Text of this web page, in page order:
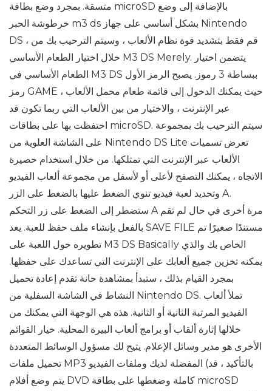
متسقة. بمجرد وضع بطاقة microSD بالإضافة إلى وضع
خرطوشة الحبر m3 ds بشكل أساسي على جهاز Nintendo
DS ، قم فقط بتشديد قوة نظام الألعاب ، وسيتم الترحيب بك من
خلال اختيار الطعام الأساسي M3 DS Merely. يتضمن اختيار
الطعام الأساسي في M3 DS ببساطة 3 رموز. يصبح الرمز الأول
رمز GAME ، حيث يمكنك الدخول إلى قائمة طعام محمل الألعاب
عبر الإنترنت ، والاختيار من بين الألعاب التي ربما تكون قد
احتفظت بها على بطاقات microSD. سيتم الترحيب بك بمجموعة
على الشاشة العلوية من Nintendo DS Lite تعرض تسميات
الألعاب عبر الإنترنت التي تمتلكها. من خلال استخدام حصيرة
الاتجاه ، يمكنك التصفح لأعلى أو لأسفل من مجموعة ألعاب الفيديو
وتحديد لعبة فيديو تنوي الضغط عليها بالضغط على الزر A.
ستضطر إلى الضغط على زر التحكم A مرة أخرى في حال لم تقم
بالفعل بإنشاء ملف حفظ للعبة. يعد SAVE FILE مستندًا صغيرًا تم
تطويره حول اللعبة على M3 DS Basically الخاص بك والذي
يمكنه تخزين جميع ألعابك على الإنترنت التي تساعدك على حفظها.
بمجرد القيام بذلك ، ستبدأ بمشاهدة حانة تقدم إعادة تحميل
النشاط في الشاشة السفلية من Nintendo DS. تملأ ألعاب
الفيديو المرتبة الثانية أو الثانية. هذه هي الوجهة التي يمكنك من
خلالها إثارة ألقاب أو برامج ألعاب البيرة المحلية. خيار القوائم
الأخرى هو مدير وسائل الإعلام. يتيح لك مسؤول الوسائط المتعددة
تحميل ملفات MP3 المفضلة لديك وملفات الفيديو (بالتأكيد ، قد
يتم وضع أفلام DVD كاملة وضغطها على بطاقة microSD